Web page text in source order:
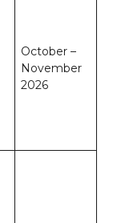
October –
November
2026